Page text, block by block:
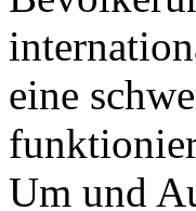
eine
Um und